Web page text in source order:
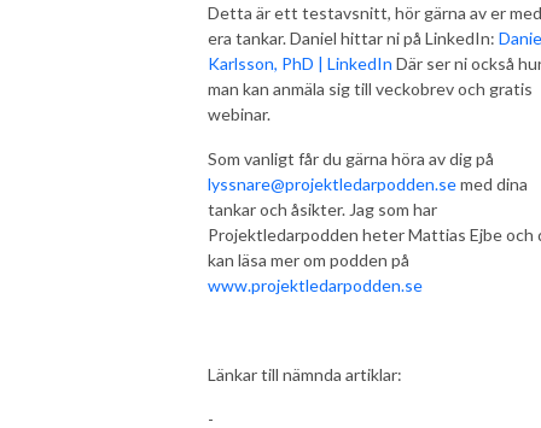
Detta är ett testavsnitt, hör gärna av er med
era tankar. Daniel hittar ni på LinkedIn:
Karlsson, PhD | LinkedIn Där ser ni också
man kan anmäla sig till veckobrev och gratis
webinar.
Som vanligt får du gärna höra av dig på
lyssnare@projektledarpodden.semed dina
tankar och åsikter. Jag som har
Projektledarpodden heter Mattias Ejbe och
kan läsa mer om podden på
www.projektledarpodden.se
Länkar till nämnda artiklar:
-